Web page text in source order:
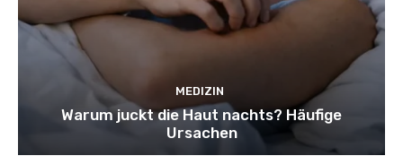
MEDIZIN
Warum juckt die Haut nachts? Häufige
Ursachen